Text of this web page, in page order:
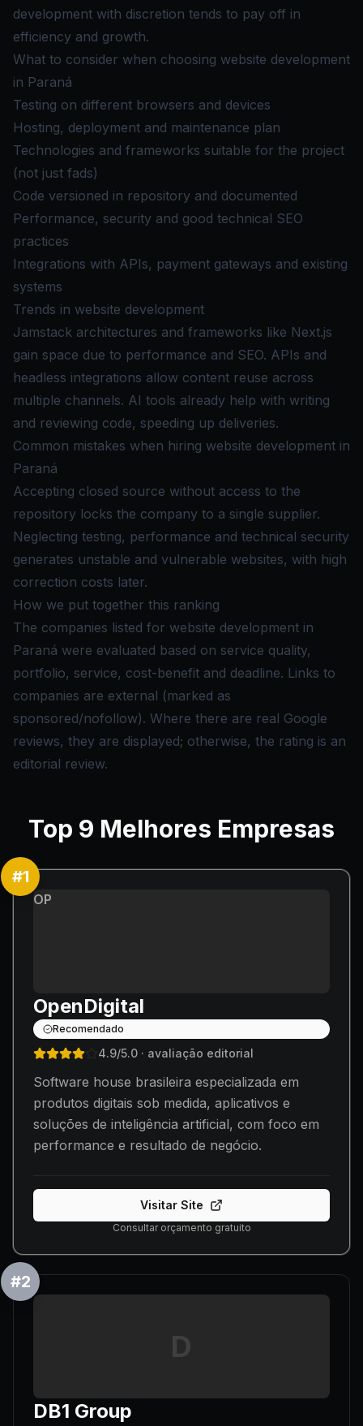
development with discretion tends to pay off in
efficiency and growth.
What to consider when choosing website development
in Paraná
Testing on different browsers and devices
Hosting, deployment and maintenance plan
Technologies and frameworks suitable for the project
(not just fads)
Code versioned in repository and documented
Performance, security and good technical SEO
practices
Integrations with APIs, payment gateways and existing
systems
Trends in website development
Jamstack architectures and frameworks like Next.js
gain space due to performance and SEO. APIs and
headless integrations allow content reuse across
multiple channels. AI tools already help with writing
and reviewing code, speeding up deliveries.
Common mistakes when hiring website development in
Paraná
Accepting closed source without access to the
repository locks the company to a single supplier.
Neglecting testing, performance and technical security
generates unstable and vulnerable websites, with high
correction costs later.
How we put together this ranking
The companies listed for website development in
Paraná were evaluated based on service quality,
portfolio, service, cost-benefit and deadline. Links to
companies are external (marked as
sponsored/nofollow). Where there are real Google
reviews, they are displayed; otherwise, the rating is an
editorial review.
Top 9 Melhores Empresas
#1
OP
OpenDigital
Recomendado
4.9/5.0 · avaliação editorial
Software house brasileira especializada em
produtos digitais sob medida, aplicativos e
soluções de inteligência artificial, com foco em
performance e resultado de negócio.
Visitar Site
Consultar orçamento gratuito
#2
D
DB1 Group